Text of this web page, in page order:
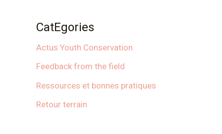
CatEgories
Actus Youth Conservation
Feedback from the field
Ressources et bonnes pratiques
Retour terrain